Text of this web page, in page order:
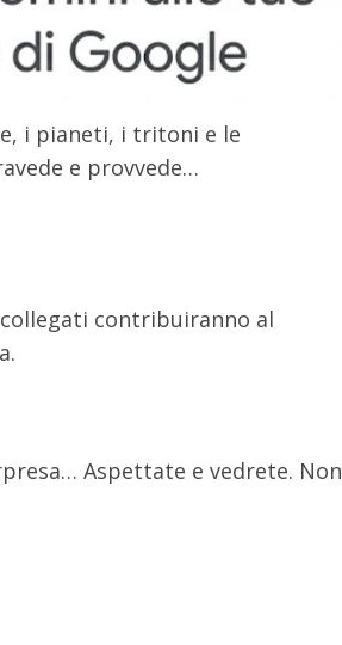
i pianeti, i tritoni e le
e provvede…
collegati contribuiranno al
Aspettate e vedrete. Non